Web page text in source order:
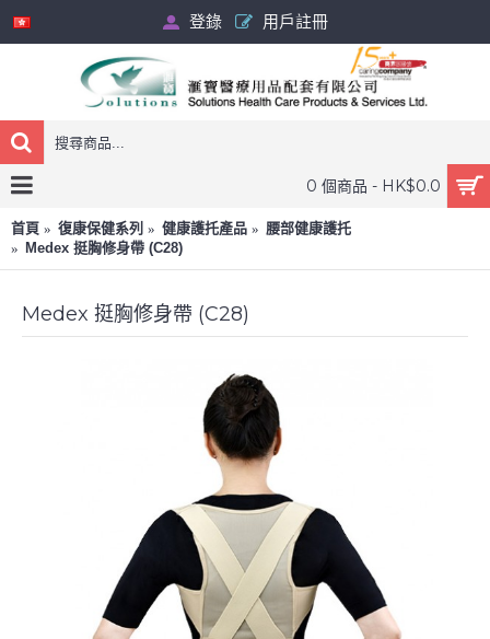
登錄 用戶註冊
0 個商品 - HK$0.0
首頁 復康保健系列 健康護托產品
腰部健康護托
Medex 挺胸修身帶 (C28)
Medex 挺胸修身帶 (C28)